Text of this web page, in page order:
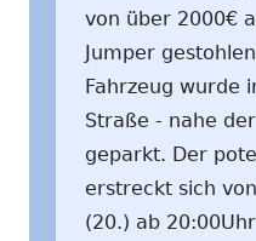
von über 2000€
Jumper
Fahrzeug wurde
Straße - nahe
geparkt. Der
erstreckt sich
(20.) ab